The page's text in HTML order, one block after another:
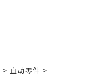
直动零件